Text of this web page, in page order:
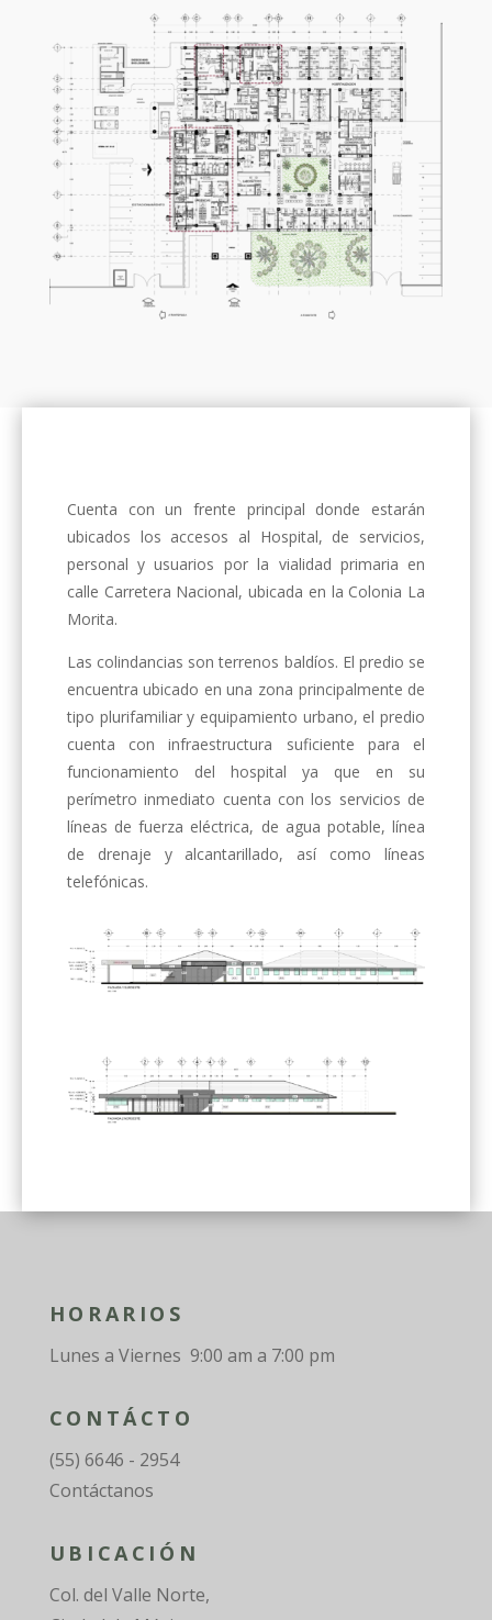
Cuenta con un frente principal donde estarán
ubicados los accesos al Hospital, de servicios,
personal y usuarios por la vialidad primaria en
calle Carretera Nacional, ubicada en la Colonia La
Morita.
Las colindancias son terrenos baldíos. El predio se
encuentra ubicado en una zona principalmente de
tipo plurifamiliar y equipamiento urbano, el predio
cuenta con infraestructura suficiente para el
funcionamiento del hospital ya que en su
perímetro inmediato cuenta con los servicios de
líneas de fuerza eléctrica, de agua potable, línea
de drenaje y alcantarillado, así como líneas
telefónicas.
HORARIOS
Lunes a Viernes 9:00 am a 7:00 pm
CONTÁCTO
(55) 6646 - 2954
Contáctanos
UBICACIÓN
Col. del Valle Norte,